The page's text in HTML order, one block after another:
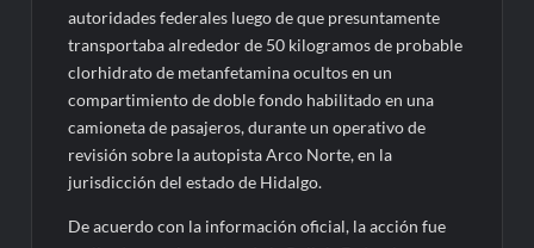
autoridades federales luego de que presuntamente
transportaba alrededor de 50 kilogramos de probable
clorhidrato de metanfetamina ocultos en un
compartimiento de doble fondo habilitado en una
camioneta de pasajeros, durante un operativo de
revisión sobre la autopista Arco Norte, en la
jurisdicción del estado de Hidalgo.
De acuerdo con la información oficial, la acción fue